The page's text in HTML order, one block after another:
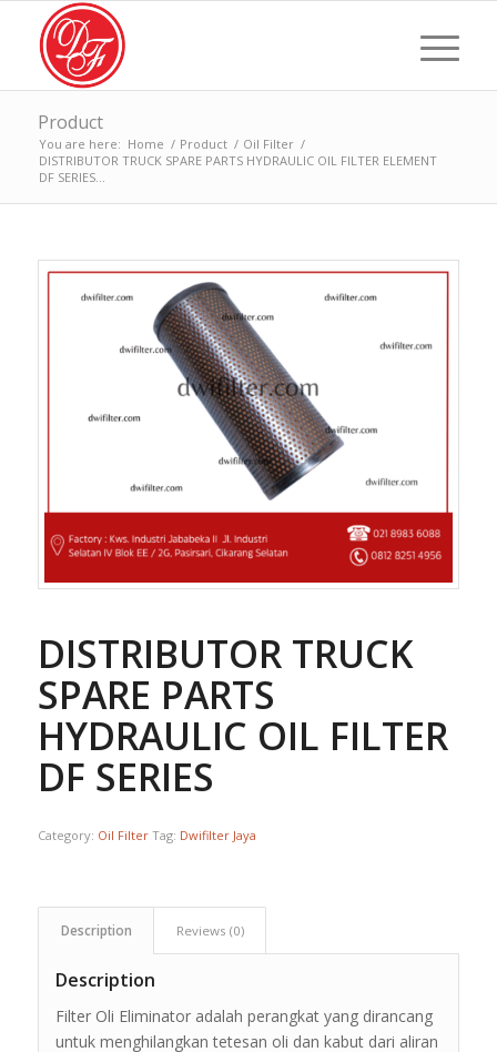
Product
You are here: Home / Product / Oil Filter /
DISTRIBUTOR TRUCK SPARE PARTS HYDRAULIC OIL FILTER ELEMENT
DF SERIES...
DISTRIBUTOR TRUCK
SPARE PARTS
HYDRAULIC OIL FILTER
DF SERIES
Category: Oil Filter Tag: Dwifilter Jaya
Description Reviews (0)
Description
Filter Oli Eliminator adalah perangkat yang dirancang
untuk menghilangkan tetesan oli dan kabut dari aliran